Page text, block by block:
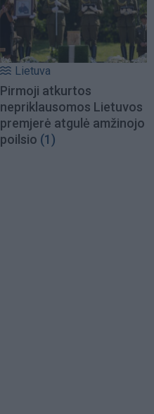
Lietuva
Pirmoji atkurtos
nepriklausomos Lietuvos
premjerė atgulė amžinojo
poilsio (1)